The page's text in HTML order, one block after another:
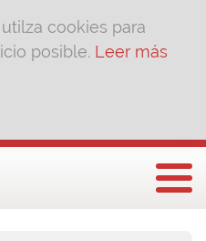
cookies para
posible. Leer más